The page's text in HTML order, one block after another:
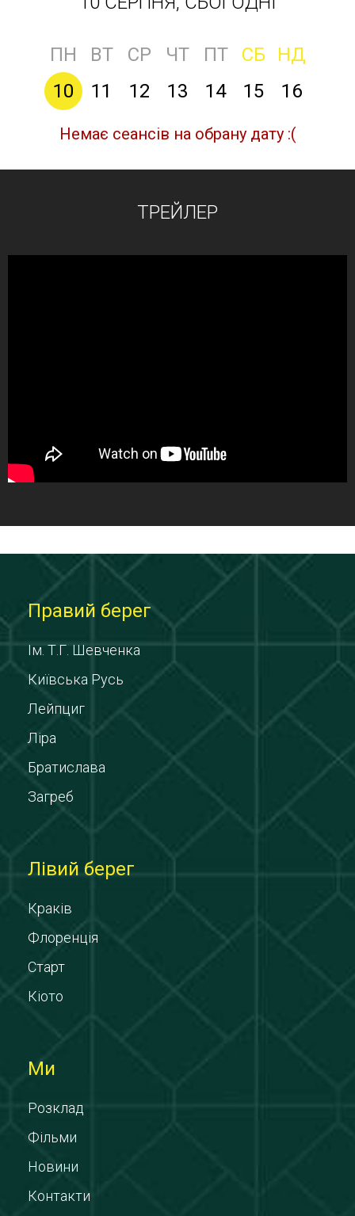
ПН ВТ СР ЧТ ПТ СБ
НД
10
11 12 13 14 15 16
Немає сеансів на обрану дату :(
ТРЕЙЛЕР
Правий берег
Ім. Т.Г. Шевченка
Київська Русь
Лейпциг
Ліра
Братислава
Загреб
Лівий берег
Краків
Флоренція
Старт
Кіото
Ми
Розклад
Фільми
Новини
Контакти